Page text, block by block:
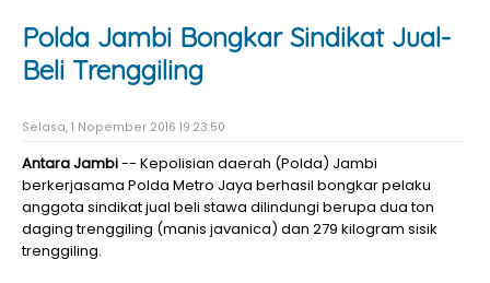
Polda Jambi Bongkar Sindikat Jual-
Beli Trenggiling
Selasa, 1 Nopember 2016 19:23:50
Antara Jambi-- Kepolisian daerah (Polda) Jambi
berkerjasama Polda Metro Jaya berhasil bongkar pelaku
anggota sindikat jual beli stawa dilindungi berupa dua ton
daging trenggiling (manis javanica) dan 279 kilogram sisik
trenggiling.